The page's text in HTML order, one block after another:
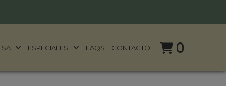
ESPECIALES FAQS CONTACTO 0